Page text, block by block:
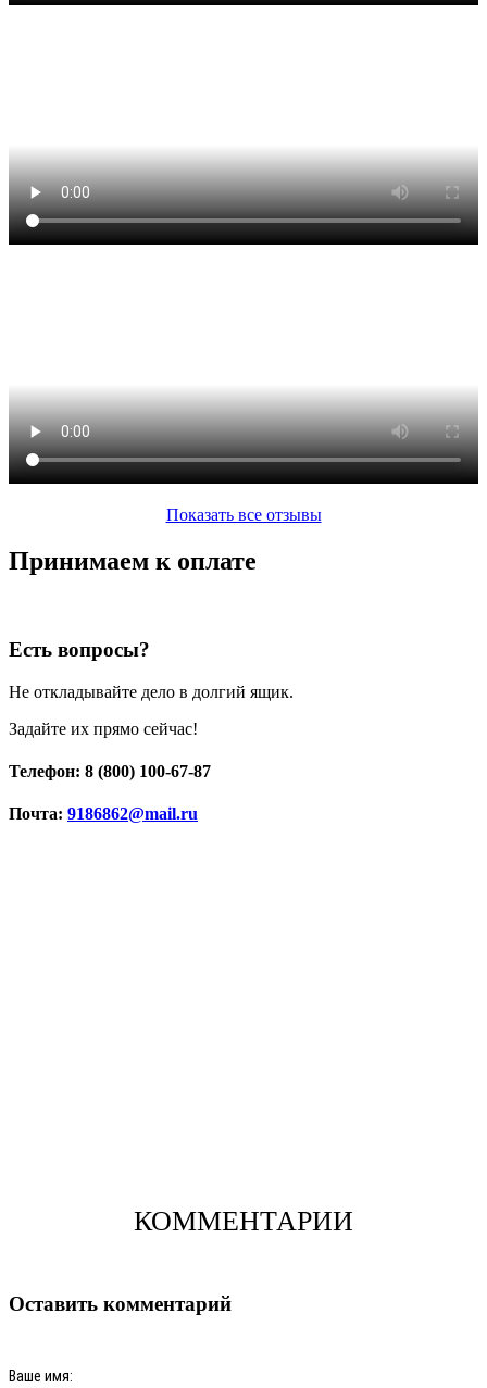
Показать все отзывы
Принимаем к оплате
Есть вопросы?
Не откладывайте дело в долгий ящик.
Задайте их прямо сейчас!
Телефон: 8 (800) 100-67-87
Почта: 9186862@mail.ru
КОММЕНТАРИИ
Оставить комментарий
Ваше имя: